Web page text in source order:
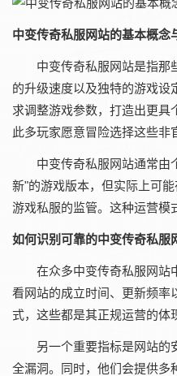
中变传奇私服网站的基本概念
中变传奇私服网站是指那
的升级速度以及独特的游戏设
求调整游戏参数，打造出更具
此多玩家愿意冒险选择这些非
中变传奇私服网站通常由
新"的游戏版本，但实际上可
游戏私服的监管。这种运营模
如何识别可靠的中变传奇私服
在众多中变传奇私服网站
看网站的成立时间、更新频率
式，这些都是其正规运营的体
另一个重要指标是网站的
全漏洞。同时，他们会提供多